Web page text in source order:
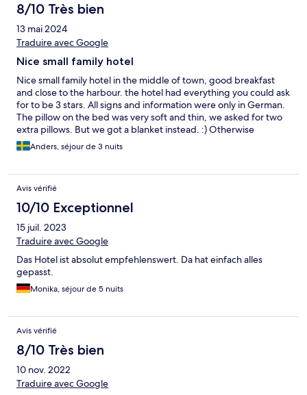
8/10 Très bien
13 mai 2024
Traduire avec Google
Nice small family hotel
Nice small family hotel in the middle of town, good breakfast
and close to the harbour. the hotel had everything you could ask
for to be 3 stars. All signs and information were only in German.
The pillow on the bed was very soft and thin, we asked for two
extra pillows. But we got a blanket instead. :) Otherwise
everything was good.
Anders, séjour de 3 nuits
Avis vérifié
10/10 Exceptionnel
15 juil. 2023
Traduire avec Google
Das Hotel ist absolut empfehlenswert. Da hat einfach alles
gepasst.
Monika, séjour de 5 nuits
Avis vérifié
8/10 Très bien
10 nov. 2022
Traduire avec Google